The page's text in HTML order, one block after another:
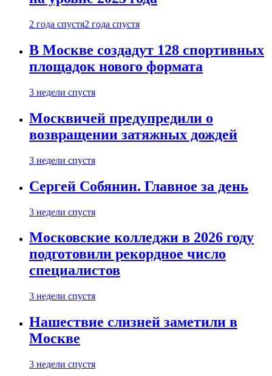
2 года спустя2 года спустя
В Москве создадут 128 спортивных
площадок нового формата
3 недели спустя
Москвичей предупредили о
возвращении затяжных дождей
3 недели спустя
Сергей Собянин. Главное за день
3 недели спустя
Московские колледжи в 2026 году
подготовили рекордное число
специалистов
3 недели спустя
Нашествие слизней заметили в
Москве
3 недели спустя